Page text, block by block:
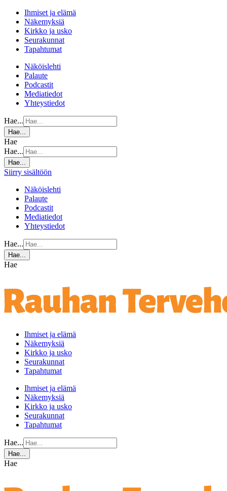
Ihmiset ja elämä
Näkemyksiä
Kirkko ja usko
Seurakunnat
Tapahtumat
Näköislehti
Palaute
Podcastit
Mediatiedot
Yhteystiedot
Hae...
Hae...
Hae
Hae...
Hae...
Siirry sisältöön
Näköislehti
Palaute
Podcastit
Mediatiedot
Yhteystiedot
Hae...
Hae...
Hae
Ihmiset ja elämä
Näkemyksiä
Kirkko ja usko
Seurakunnat
Tapahtumat
Ihmiset ja elämä
Näkemyksiä
Kirkko ja usko
Seurakunnat
Tapahtumat
Hae...
Hae...
Hae